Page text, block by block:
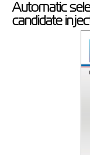
Automatic
candidate